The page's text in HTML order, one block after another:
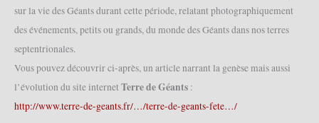
sur la vie des Géants durant cette période, relatant photographiquement
des événements, petits ou grands, du monde des Géants dans nos terres
septentrionales.
Vous pouvez découvrir ci-après, un article narrant la genèse mais aussi
l’évolution du site internet Terre de Géants :
http://www.terre-de-geants.fr/…/terre-de-geants-fete…/